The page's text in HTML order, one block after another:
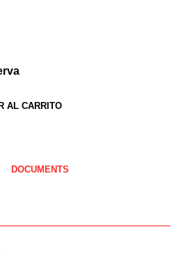
AL CARRITO
DOCUMENTS